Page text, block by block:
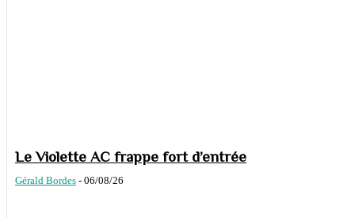
Le Violette AC frappe fort d’entrée
Gérald Bordes - 06/08/26